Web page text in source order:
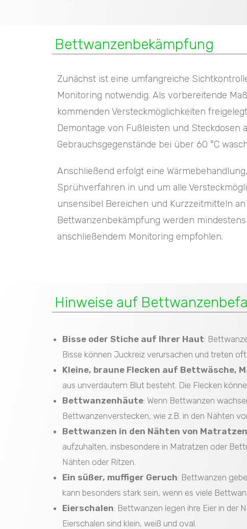
Bettwanzenbekämpfung
Zunächst ist eine umfangreiche
Monitoring notwendig. Als vorbereitende
kommenden Versteckmöglichkeiten
Demontage von Fußleisten und Steckdosen
Gebrauchsgegenstände bei über 60 °C
Anschließend erfolgt eine
Sprühverfahren in und um alle
unsensibel Bereichen und Kurzzeitmitteln
Bettwanzenbekämpfung werden
anschließendem Monitoring empfohlen.
Hinweise auf
Bisse oder Stiche auf Ihrer Haut:
Bisse können Juckreiz verursachen und treten oft
Kleine, braune Flecken auf Bettwäsche,
aus unverdautem Blut besteht. Die Flecken
Bettwanzenhäute: Wenn Bettwanzen
Bettwanzenverstecken, wie z.B. in den Nähten
Bettwanzen in den Nähten von Matratzen
aufzuhalten, insbesondere in Matratzen oder
Nähten oder Ritzen.
Ein süßer, muffiger Geruch: Bettwanzen
kann besonders stark sein, wenn es viele
Eierschalen: Bettwanzen legen ihre Eier in der
Eierschalen sind klein, weiß und oval.